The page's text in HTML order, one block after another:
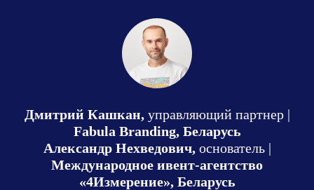
Дмитрий Кашкан, управляющий партнер |
Fabula Branding, Беларусь
Александр Нехведович, основатель |
Международное ивент-агентство
«4Измерение», Беларусь